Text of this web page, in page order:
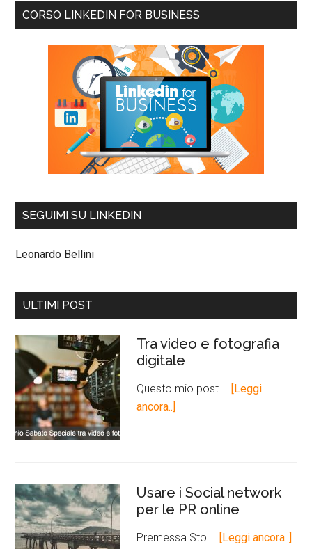
CORSO LINKEDIN FOR BUSINESS
SEGUIMI SU LINKEDIN
Leonardo Bellini
ULTIMI POST
Tra video e fotografia
digitale
Questo mio post …
[Leggi
ancora..]
Usare i Social network
per le PR online
Premessa Sto … [Leggi ancora..]